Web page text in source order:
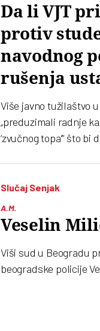
Da li VJT
protiv
navodnog
rušenja
Više javno tužilaštvo
„preduzimali radnje
‘zvučnog topa’“ što
Slučaj Senjak
A.M.
Veselin
Viši sud u Beogradu
beogradske policije